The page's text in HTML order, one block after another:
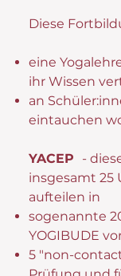
Diese
eine
ihr Wissen
an
eintauchen
YACEP -
insgesamt 25
aufteilen in
sogenannte
YOGIBUDE
5 "non-